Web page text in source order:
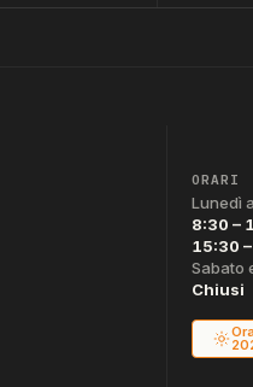
ORARI
Lunedì
8:30 –
15:30
Sabato
Chiusi